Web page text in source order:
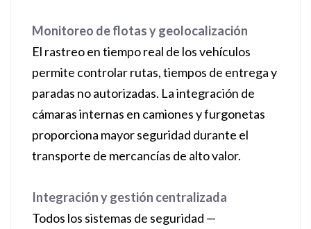
Monitoreo de flotas y geolocalización
El rastreo en tiempo real de los vehículos
permite controlar rutas, tiempos de entrega y
paradas no autorizadas. La integración de
cámaras internas en camiones y furgonetas
proporciona mayor seguridad durante el
transporte de mercancías de alto valor.
Integración y gestión centralizada
Todos los sistemas de seguridad —